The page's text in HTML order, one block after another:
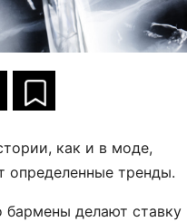
как и в моде,
определенные тренды.
бармены делают ставку